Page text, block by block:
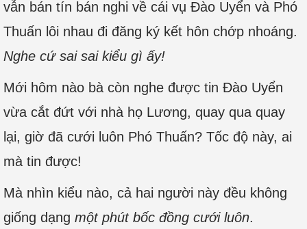
vẫn bán tín bán nghi về cái vụ Đào Uyển và Phó
Thuấn lôi nhau đi đăng ký kết hôn chớp nhoáng.
Nghe cứ sai sai kiểu gì ấy!
Mới hôm nào bà còn nghe được tin Đào Uyển
vừa cắt đứt với nhà họ Lương, quay qua quay
lại, giờ đã cưới luôn Phó Thuấn? Tốc độ này, ai
mà tin được!
Mà nhìn kiểu nào, cả hai người này đều không
giống dạng một phút bốc đồng cưới luôn.